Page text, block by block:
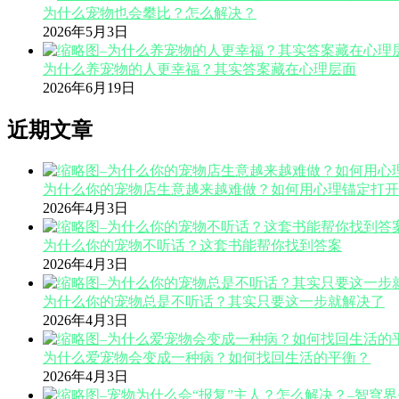
为什么宠物也会攀比？怎么解决？
2026年5月3日
为什么养宠物的人更幸福？其实答案藏在心理层面
2026年6月19日
近期文章
为什么你的宠物店生意越来越难做？如何用心理锚定打
2026年4月3日
为什么你的宠物不听话？这套书能帮你找到答案
2026年4月3日
为什么你的宠物总是不听话？其实只要这一步就解决了
2026年4月3日
为什么爱宠物会变成一种病？如何找回生活的平衡？
2026年4月3日